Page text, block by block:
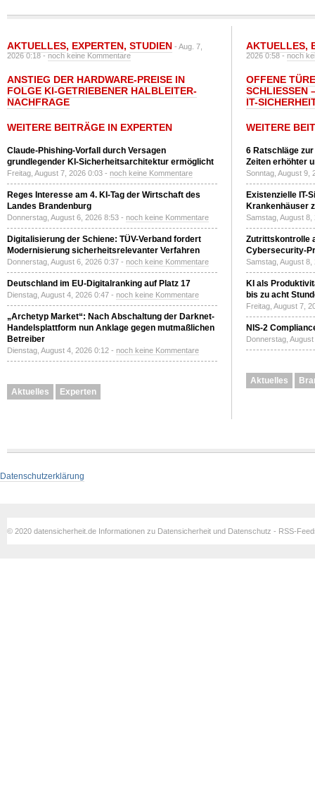
AKTUELLES, EXPERTEN, STUDIEN - Aug. 7,
2026 0:18 -noch keine Kommentare
ANSTIEG DER HARDWARE-PREISE IN
FOLGE KI-GETRIEBENER HALBLEITER-
NACHFRAGE
WEITERE BEITRÄGE IN EXPERTEN
Claude-Phishing-Vorfall durch Versagen
grundlegender KI-Sicherheitsarchitektur ermöglicht
Freitag, August 7, 2026 0:03 - noch keine Kommentare
Reges Interesse am 4. KI-Tag der Wirtschaft des
Landes Brandenburg
Donnerstag, August 6, 2026 8:53 - noch keine Kommentare
Digitalisierung der Schiene: TÜV-Verband fordert
Modernisierung sicherheitsrelevanter Verfahren
Donnerstag, August 6, 2026 0:37 - noch keine Kommentare
Deutschland im EU-Digitalranking auf Platz 17
Dienstag, August 4, 2026 0:47 - noch keine Kommentare
„Archetyp Market“: Nach Abschaltung der Darknet-
Handelsplattform nun Anklage gegen mutmaßlichen
Betreiber
Dienstag, August 4, 2026 0:12 - noch keine Kommentare
Aktuelles Experten
AKTUELLES,
2026 0:58 -noch
OFFENE
SCHLIESSEN
T-
WEITERE
6 Ratschläge
Zeiten erhöhter
Sonntag, August 9,
Existenzielle IT-
Krankenhäuser
Samstag, August
Zutrittskontrolle
Cybersecurity-
Samstag, August
KI als
bis zu acht
Freitag, August 7,
NIS-2
Donnerstag,
Aktuelles
Datenschutzerklärung
© 2020 datensicherheit.de Informationen zu Datensicherheit und Datenschutz - RSS-